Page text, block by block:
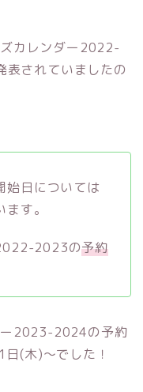
カレンダー2022-
されていましたの
始日については
す。
2023の予約
ー2023-2024の予約
(木)〜でした！